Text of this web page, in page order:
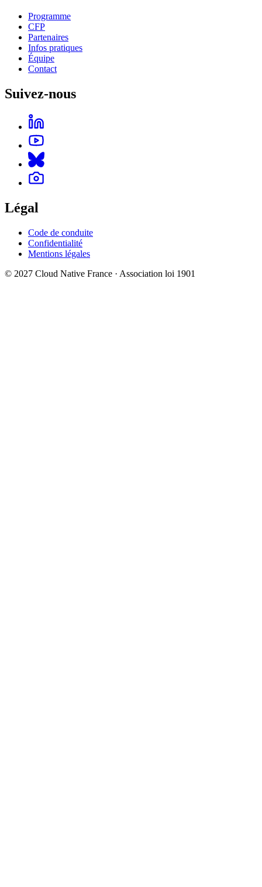
Programme
CFP
Partenaires
Infos pratiques
Équipe
Contact
Suivez-nous
Légal
Code de conduite
Confidentialité
Mentions légales
© 2027 Cloud Native France · Association loi 1901